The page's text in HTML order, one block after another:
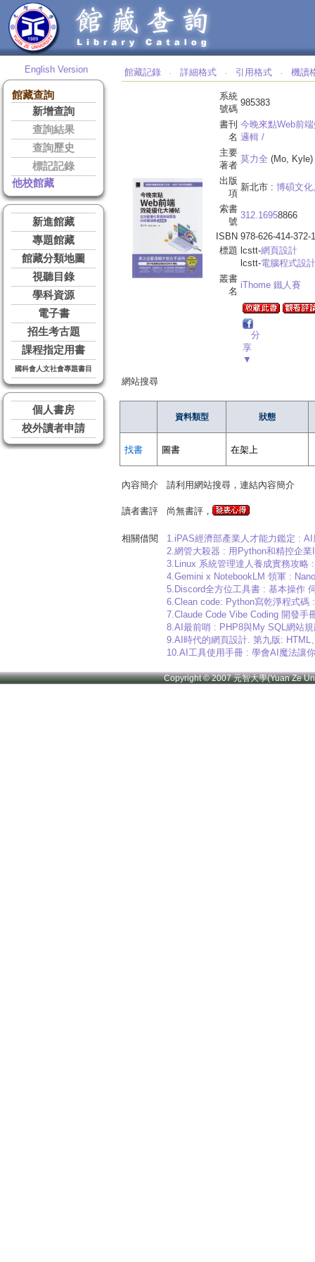
English Version
館藏查詢
新增查詢
查詢結果
查詢歷史
標記記錄
他校館藏
新進館藏
專題館藏
館藏分類地圖
視聽目錄
學科資源
電子書
招生考古題
課程指定用書
國科會人文社會專題書目
個人書房
校外讀者申請
館藏記錄 ‧ 詳細格式 ‧ 引用格式 ‧ 機讀
系統
號碼
985383
書刊
名
今晚來點Web前
邏輯 /
主要
著者
莫力全 (Mo, Kyle)
出版
項
新北市 : 博碩文化,
索書
號
312.16958866
ISBN 978-626-414-372-1
標題 lcstt-網頁設計
lcstt-電腦程式設計
叢書
名
iThome 鐵人賽
分
享
▼
網站搜尋
資料類型 狀態
找書 圖書 在架上
內容簡介 請利用網站搜尋，連結內容簡介
讀者書評 尚無書評，
相關借閱
1.iPAS經濟部產業人才能力鑑定 :
2.網管大殺器 : 用Python和精控企業
3.Linux 系統管理達人養成實務攻略
4.Gemini x NotebookLM 領軍 :
5.Discord全方位工具書 : 基本操作
6.Clean code: Python寫乾淨程式碼
7.Claude Code Vibe Coding 開發手
8.AI最前哨 : PHP8與My SQL網站
9.AI時代的網頁設計. 第九版:
10.AI工具使用手冊 : 學會AI魔法讓
Copyright © 2007 元智大學(Yuan Ze